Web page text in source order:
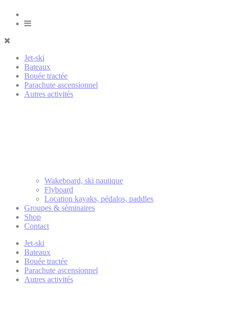
Jet-ski
Bateaux
Bouée tractée
Parachute ascensionnel
Autres activités
Wakeboard, ski nautique
Flyboard
Location kayaks, pédalos, paddles
Groupes & séminaires
Shop
Contact
Jet-ski
Bateaux
Bouée tractée
Parachute ascensionnel
Autres activités